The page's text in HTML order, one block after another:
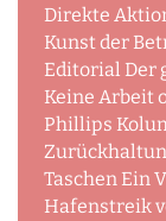
Direkte
Kunst der
Editorial Der
Keine Arbeit
Phillips
Taschen Ein
Hafenstreik